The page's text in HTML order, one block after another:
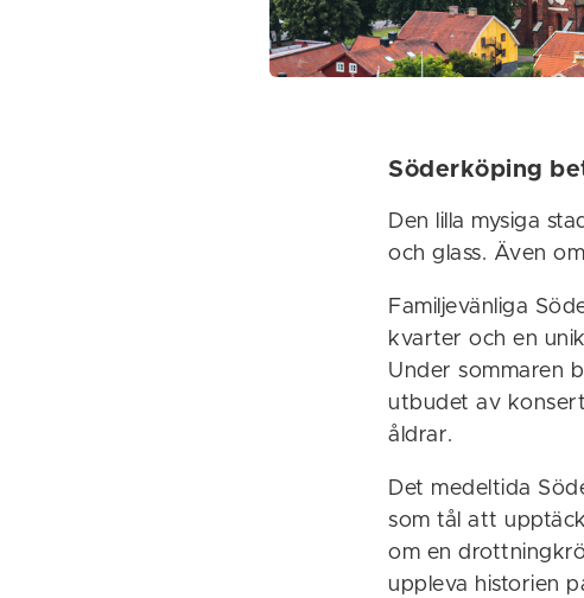
Söderköping
Den lilla mysiga
och glass. Även
Familjevänliga
kvarter och en
Under sommaren
utbudet av
åldrar.
Det medeltida
som tål att
om en
uppleva historien